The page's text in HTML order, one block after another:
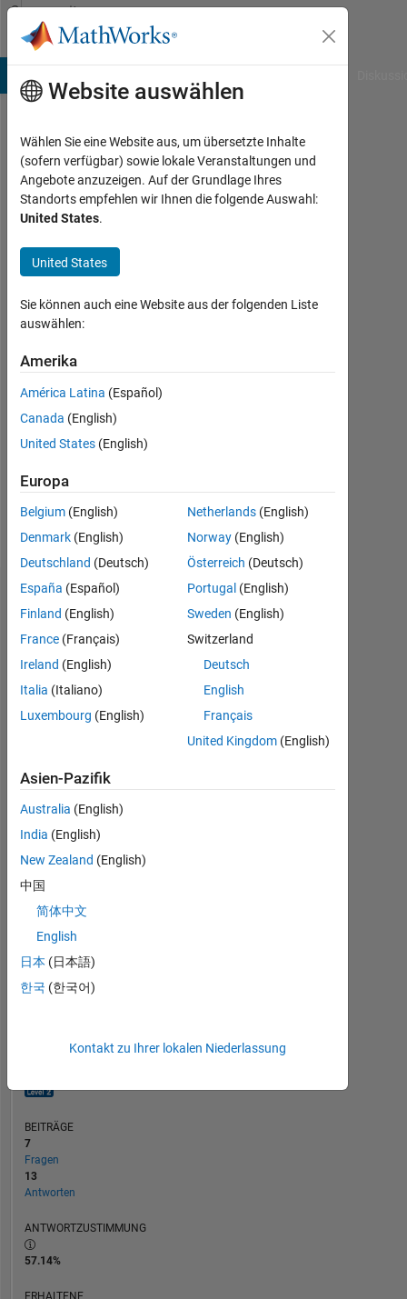
Weiter zum Inhalt
Community
Profile
Jessica
Lam
Aktiv
2011
Followers:
Following:
0
Follow
Professional
Modeling
Dashboard
Statistik
MATLAB Answers
BEITRÄGE
-2
-1 6
7
3.075
BEITRÄGE
7
Fragen
13
Antworten
ANTWORTZUSTIMMUNG
57.14%
ERHALTENE
Website auswählen
Wählen Sie eine Website aus, um übersetzte Inhalte
(sofern verfügbar) sowie lokale Veranstaltungen und
Angebote anzuzeigen. Auf der Grundlage Ihres
Standorts empfehlen wir Ihnen die folgende Auswahl:
United States.
United States
Sie können auch eine Website aus der folgenden Liste
auswählen:
Amerika
América Latina (Español)
Canada (English)
United States (English)
Europa
Belgium (English)
Denmark (English)
Deutschland (Deutsch)
España (Español)
Finland (English)
France (Français)
Ireland (English)
Italia (Italiano)
Luxembourg (English)
Netherlands (English)
Norway (English)
Österreich (Deutsch)
Portugal (English)
Sweden (English)
Switzerland
Deutsch
English
Français
United Kingdom (English)
Asien-Pazifik
Australia (English)
India (English)
New Zealand (English)
中国
简体中文
English
日本 (日本語)
한국 (한국어)
Kontakt zu Ihrer lokalen Niederlassung